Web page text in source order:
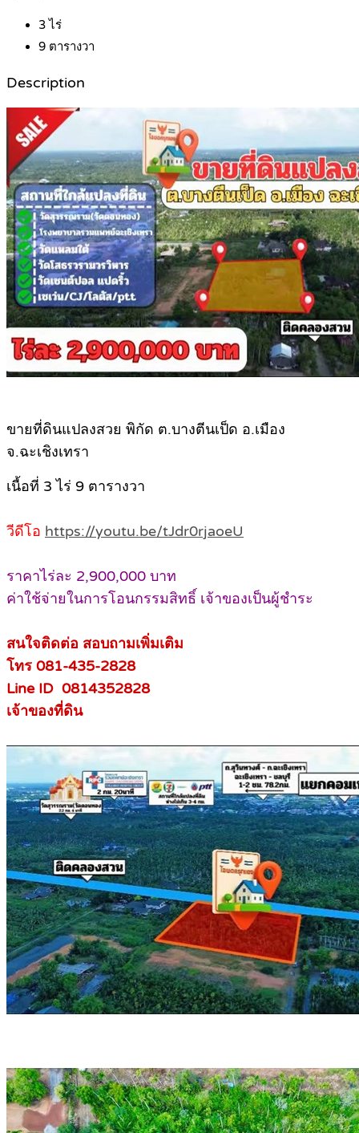
3ไร่
9 ตารางวา
Description
ขายที่ดินแปลงสวย พิกัด ต.บางตีนเป็ด อ.เมือง
จ.ฉะเชิงเทรา
เนื้อที่ 3 ไร่ 9 ตารางวา
วีดีโอ https://youtu.be/tJdr0rjaoeU
ราคาไร่ละ 2,900,000 บาท
ค่าใช้จ่ายในการโอนกรรมสิทธิ์ เจ้าของเป็นผู้ชำระ
สนใจติดต่อ สอบถามเพิ่มเติม
โทร 081-435-2828
Line ID 0814352828
เจ้าของที่ดิน